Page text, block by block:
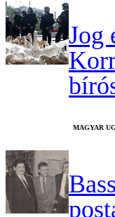
Jog
MAGYAR